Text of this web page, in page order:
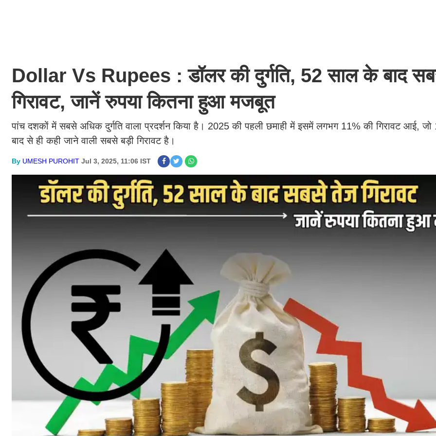
Dollar Vs Rupees : डॉलर की दुर्गति, 52 साल के बाद
गिरावट, जानें रुपया कितना हुआ मजबूत
पांच दशकों में सबसे अधिक दुर्गति वाला प्रदर्शन किया है। 2025 की पहली छमाही में इसमें लगभग 11% की गिरावट आई,
बाद से ही कही जाने वाली सबसे बड़ी गिरावट है।
By UMESH PUROHIT Jul 3, 2025, 11:06 IST